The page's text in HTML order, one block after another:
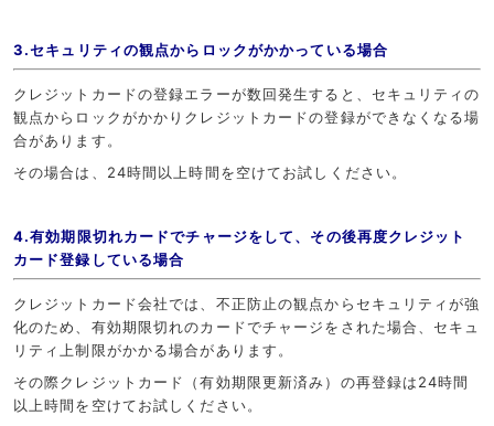
3.セキュリティの観点からロックがかかっている場合
クレジットカードの登録エラーが数回発生すると、セキュリティの
観点からロックがかかりクレジットカードの登録ができなくなる場
合があります。
その場合は、24時間以上時間を空けてお試しください。
4.有効期限切れカードでチャージをして、その後再度クレジット
カード登録している場合
クレジットカード会社では、不正防止の観点からセキュリティが強
化のため、有効期限切れのカードでチャージをされた場合、セキュ
リティ上制限がかかる場合があります。
その際クレジットカード（有効期限更新済み）の再登録は24時間
以上時間を空けてお試しください。